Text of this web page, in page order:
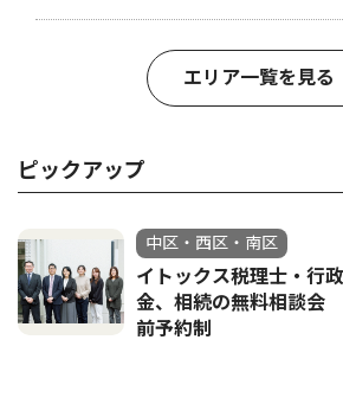
エリア一覧を見る
ピックアップ
中区・西区・南区
イトックス税理士・行
金、相続の無料相談会
前予約制